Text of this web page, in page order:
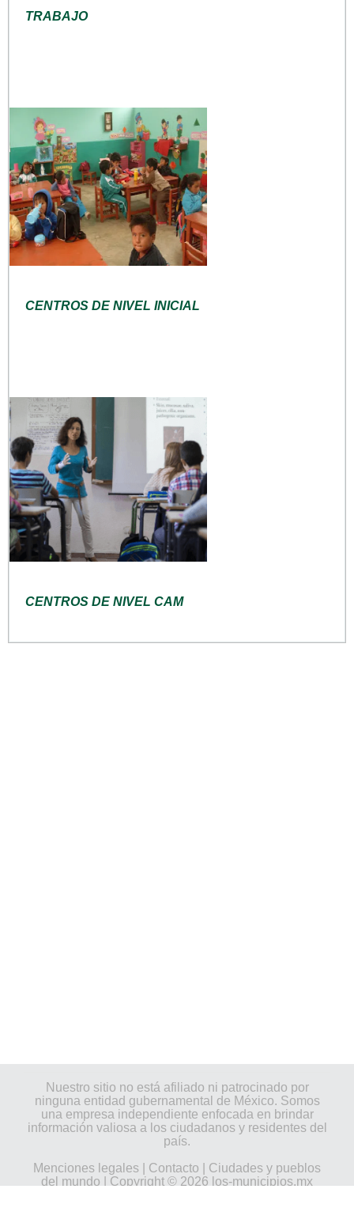
TRABAJO
CENTROS DE NIVEL INICIAL
CENTROS DE NIVEL CAM
Nuestro sitio no está afiliado ni patrocinado por
ninguna entidad gubernamental de México. Somos
una empresa independiente enfocada en brindar
información valiosa a los ciudadanos y residentes del
país.
Menciones legales
Contacto
Ciudades y pueblos
del mundo | Copyright © 2026 los-municipios.mx